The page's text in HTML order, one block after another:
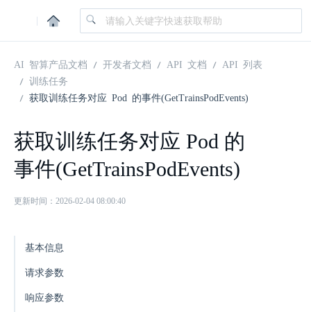
|
AI 智算产品文档 开发者文档 API 文档
API 列表
训练任务
获取训练任务对应 Pod 的事件(GetTrainsPodEvents)
获取训练任务对应 Pod 的
事件(GetTrainsPodEvents)
更新时间：2026-02-04 08:00:40
基本信息
请求参数
响应参数